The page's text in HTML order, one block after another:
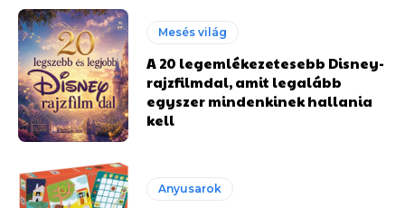
Mesés világ
A 20 legemlékezetesebb Disney-
rajzfilmdal, amit legalább
egyszer mindenkinek hallania
kell
Anyusarok